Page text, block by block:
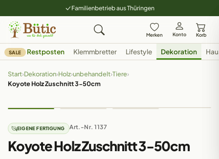
Familienbetrieb aus Thüringen
Merken Konto Korb
SALE Restposten Klemmbretter Lifestyle Dekoration
Start›Dekoration›Holz›unbehandelt›Tiere›
Koyote Holz Zuschnitt 3-50cm
EIGENE FERTIGUNG Art.-Nr. 1137
Koyote Holz Zuschnitt 3-50cm